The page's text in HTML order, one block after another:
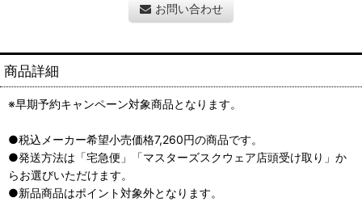
お問い合わせ
商品詳細
※早期予約キャンペーン対象商品となります。
●税込メーカー希望小売価格7,260円の商品です。
●発送方法は「宅急便」「マスターズスクウェア店頭受け取り」か
らお選びいただけます。
●新品商品はポイント対象外となります。